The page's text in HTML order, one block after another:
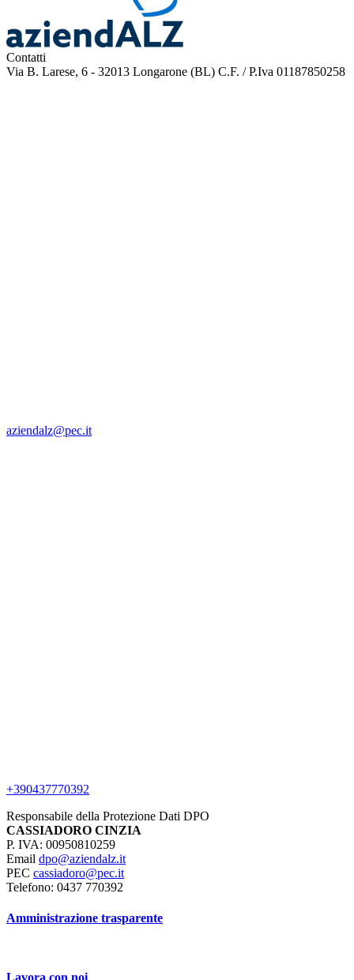
Contatti
Via B. Larese, 6 - 32013 Longarone (BL) C.F. / P.Iva 01187850258
aziendalz@pec.it
+390437770392
Responsabile della Protezione Dati DPO
CASSIADORO CINZIA
P. IVA: 00950810259
Email dpo@aziendalz.it
PEC cassiadoro@pec.it
Telefono: 0437 770392
Amministrazione trasparente
Lavora con noi